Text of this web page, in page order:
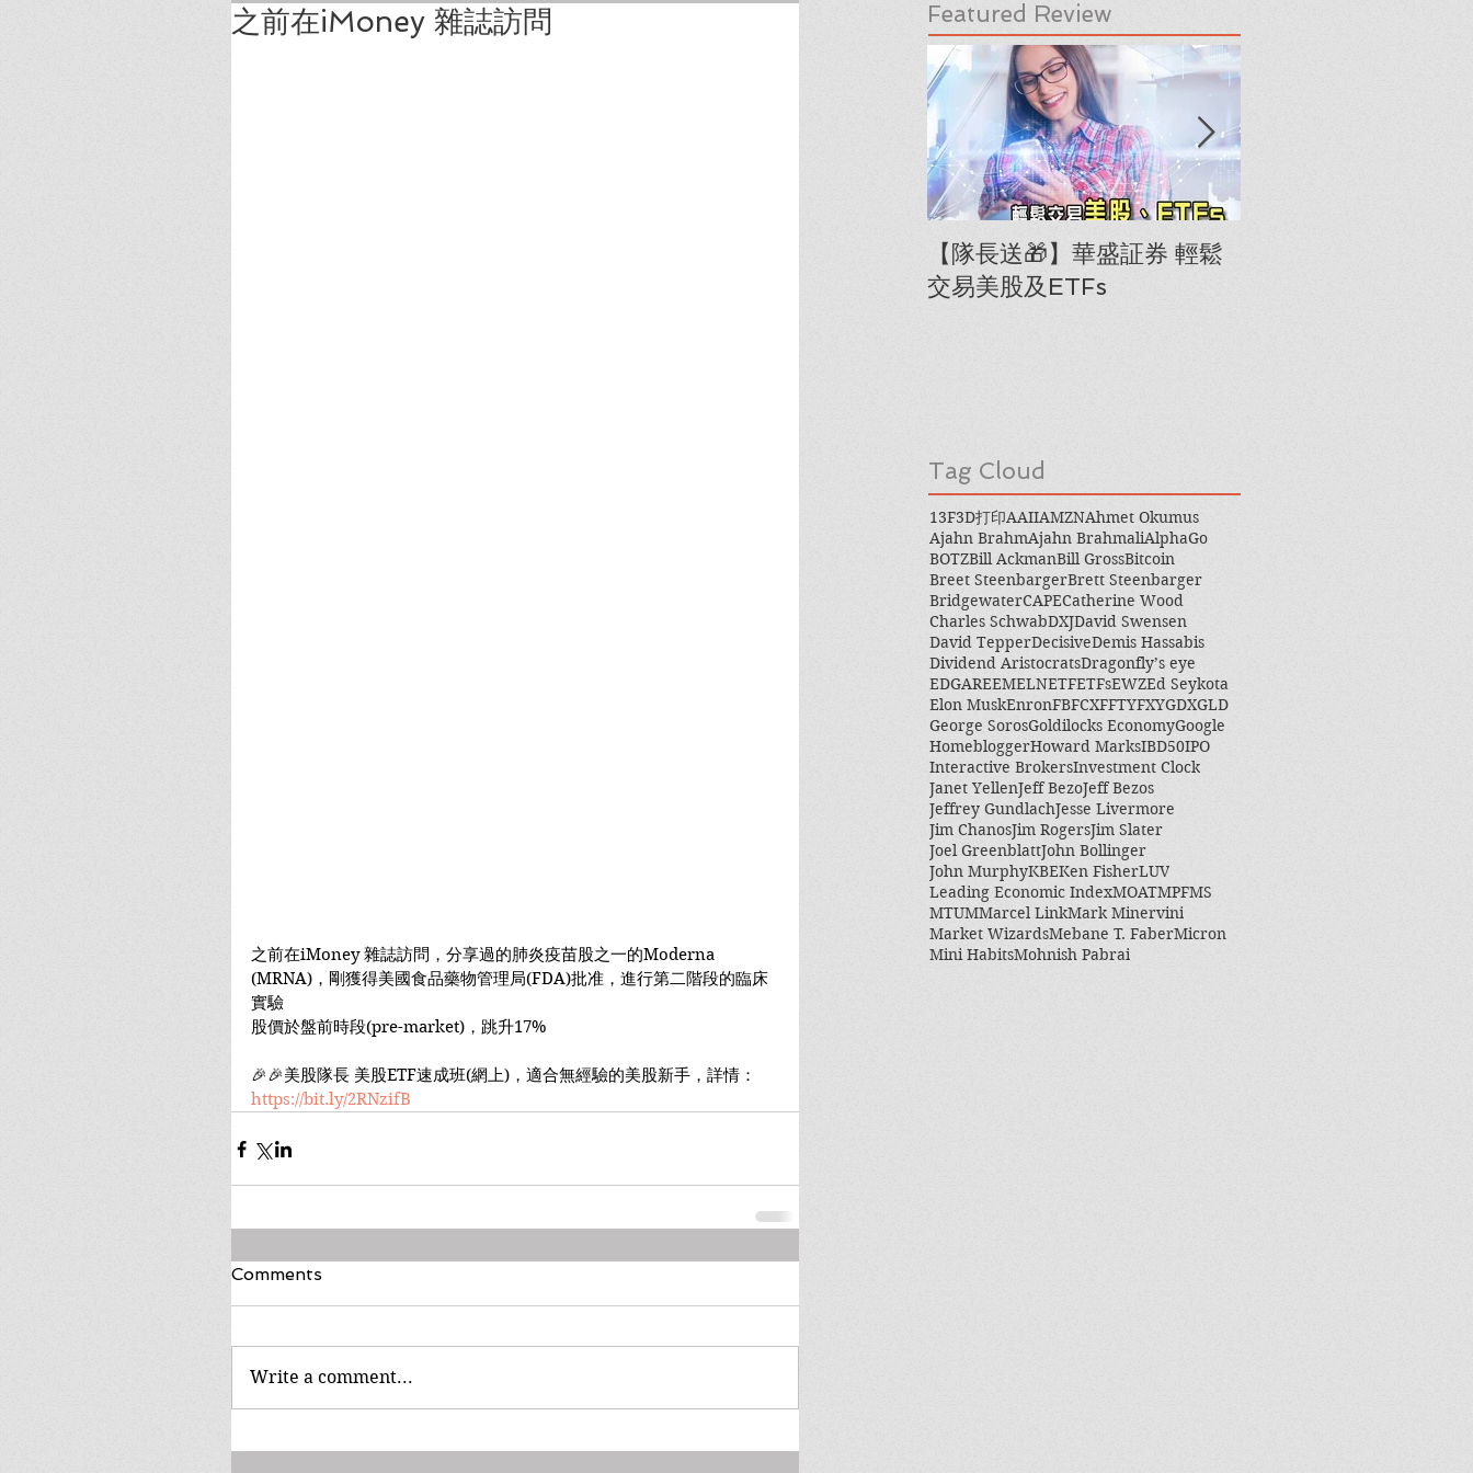
之前在iMoney 雜誌訪問
之前在iMoney 雜誌訪問，分享過的肺炎疫苗股之一的Moderna
(MRNA)，剛獲得美國食品藥物管理局(FDA)批准，進行第二階段的臨床
實驗
股價於盤前時段(pre-market)，跳升17%
🎉🎉美股隊長 美股ETF速成班(網上)，適合無經驗的美股新手，詳情：
https://bit.ly/2RNzifB
Comments
Write a comment...
Featured Review
【隊長送🎁】華盛証券 輕鬆
交易美股及ETFs
Tag Cloud
13F3D打印AAIIAMZNAhmet Okumus
Ajahn BrahmAjahn BrahmaliAlphaGo
BOTZBill AckmanBill GrossBitcoin
Breet SteenbargerBrett Steenbarger
BridgewaterCAPECatherine Wood
Charles SchwabDXJDavid Swensen
David TepperDecisiveDemis Hassabis
Dividend AristocratsDragonfly’s eye
EDGAREEMELNETFETFsEWZEd Seykota
Elon MuskEnronFBFCXFFTYFXYGDXGLD
George SorosGoldilocks EconomyGoogle
HomebloggerHoward MarksIBD50IPO
Interactive BrokersInvestment Clock
Janet YellenJeff BezoJeff Bezos
Jeffrey GundlachJesse Livermore
Jim ChanosJim RogersJim Slater
Joel GreenblattJohn Bollinger
John MurphyKBEKen FisherLUV
Leading Economic IndexMOATMPFMS
MTUMMarcel LinkMark Minervini
Market WizardsMebane T. FaberMicron
Mini HabitsMohnish Pabrai